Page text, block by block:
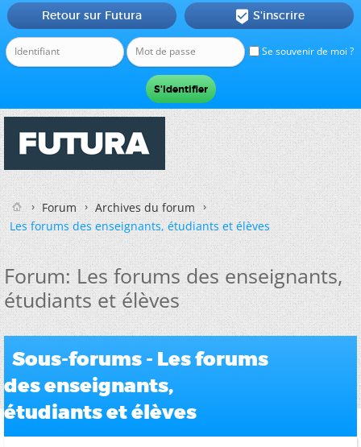
Se souvenir de moi ?
Retour sur Futura  S'inscrire
Forum
Archives du forum
Les forums des enseignants, étudiants et élèves
Forum:Les forums des enseignants,
étudiants et élèves
Sous-forums - Les forums
des enseignants,
étudiants et élèves